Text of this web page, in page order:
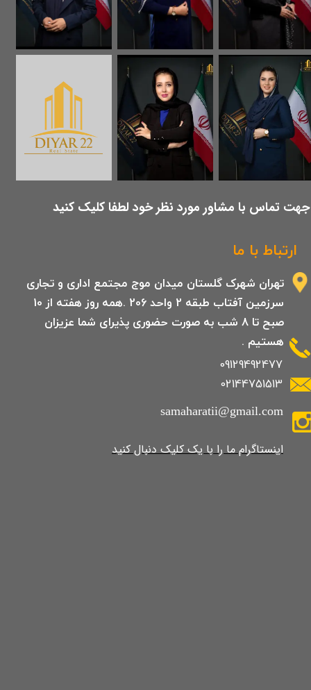
ارتباط با ما
09129492477
02144751513
تهران شهرک گلستان میدان موج مجتمع اداری و تجاری
سرزمین آفتاب طبقه 2 واحد 206 .همه روز هفته از 10
صبح تا 8 شب به صورت حضوری پذیرای شما عزیزان
هستیم .
samaharatii@gmail.com
​​​​​​​​​اینستاگرام ما را با یک کلیک دنبال کنید
​جهت تماس با مشاور مورد نظر خود لطفا کلیک کنید